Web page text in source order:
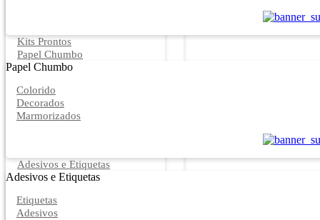
Kits Prontos
Papel Chumbo
Papel Chumbo
Colorido
Decorados
Marmorizados
Adesivos e Etiquetas
Adesivos e Etiquetas
Etiquetas
Adesivos